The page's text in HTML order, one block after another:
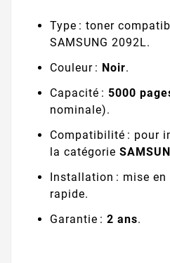
Type : toner
SAMSUNG 2092L.
Couleur : Noir.
Capacité : 5000
nominale).
Compatibilité : pour
la catégorie
Installation : mise
rapide.
Garantie : 2 ans.